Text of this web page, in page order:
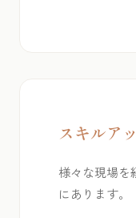
スキルア
様々な現場を
にあります。